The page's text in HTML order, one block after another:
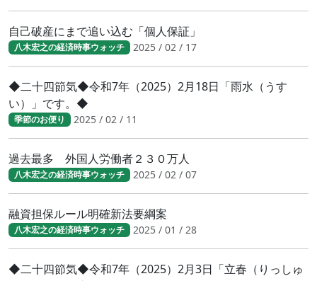
自己破産にまで追い込む「個人保証」
八木宏之の経済時事ウォッチ 2025 / 02 / 17
◆二十四節気◆令和7年（2025）2月18日「雨水（うす
い）」です。◆
季節のお便り 2025 / 02 / 11
過去最多 外国人労働者２３０万人
八木宏之の経済時事ウォッチ 2025 / 02 / 07
融資担保ルール明確新法要綱案
八木宏之の経済時事ウォッチ 2025 / 01 / 28
◆二十四節気◆令和7年（2025）2月3日「立春（りっしゅ